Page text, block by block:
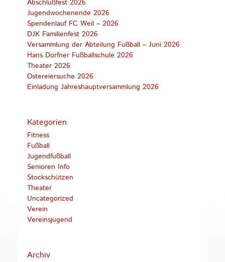
Abschlußfest 2026
Jugendwochenende 2026
Spendenlauf FC Weil – 2026
DJK Familienfest 2026
Versammlung der Abteilung Fußball – Juni 2026
Hans Dorfner Fußballschule 2026
Theater 2026
Ostereiersuche 2026
Einladung Jahreshauptversammlung 2026
Kategorien
Fitness
Fußball
Jugendfußball
Senioren Info
Stockschützen
Theater
Uncategorized
Verein
Vereinsjugend
Archiv